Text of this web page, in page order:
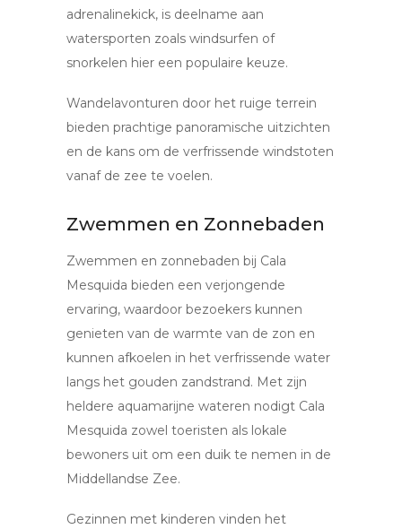
adrenalinekick, is deelname aan
watersporten zoals windsurfen of
snorkelen hier een populaire keuze.
Wandelavonturen door het ruige terrein
bieden prachtige panoramische uitzichten
en de kans om de verfrissende windstoten
vanaf de zee te voelen.
Zwemmen en Zonnebaden
Zwemmen en zonnebaden bij Cala
Mesquida bieden een verjongende
ervaring, waardoor bezoekers kunnen
genieten van de warmte van de zon en
kunnen afkoelen in het verfrissende water
langs het gouden zandstrand. Met zijn
heldere aquamarijne wateren nodigt Cala
Mesquida zowel toeristen als lokale
bewoners uit om een duik te nemen in de
Middellandse Zee.
Gezinnen met kinderen vinden het